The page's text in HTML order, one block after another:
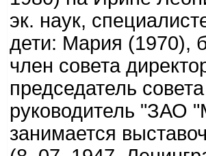
эк. наук,
дети: Мария (1970),
член совета
председатель
руководитель "ЗАО
занимается